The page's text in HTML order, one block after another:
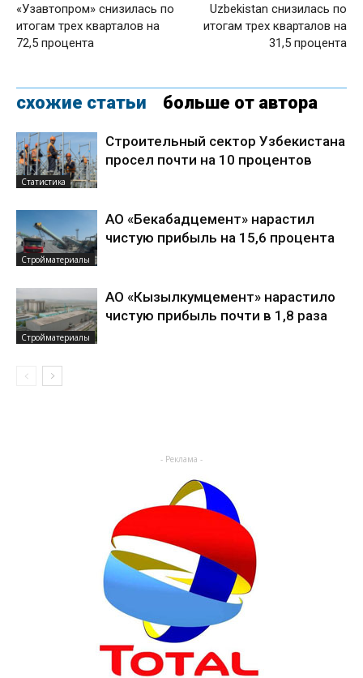
«Узавтопром» снизилась по
итогам трех кварталов на
72,5 процента
Uzbekistan снизилась по
итогам трех кварталов на
31,5 процента
схожие статьи больше от автора
Статистика
Строительный сектор Узбекистана
просел почти на 10 процентов
Стройматериалы
АО «Бекабадцемент» нарастил
чистую прибыль на 15,6 процента
Стройматериалы
АО «Кызылкумцемент» нарастило
чистую прибыль почти в 1,8 раза
- Реклама -